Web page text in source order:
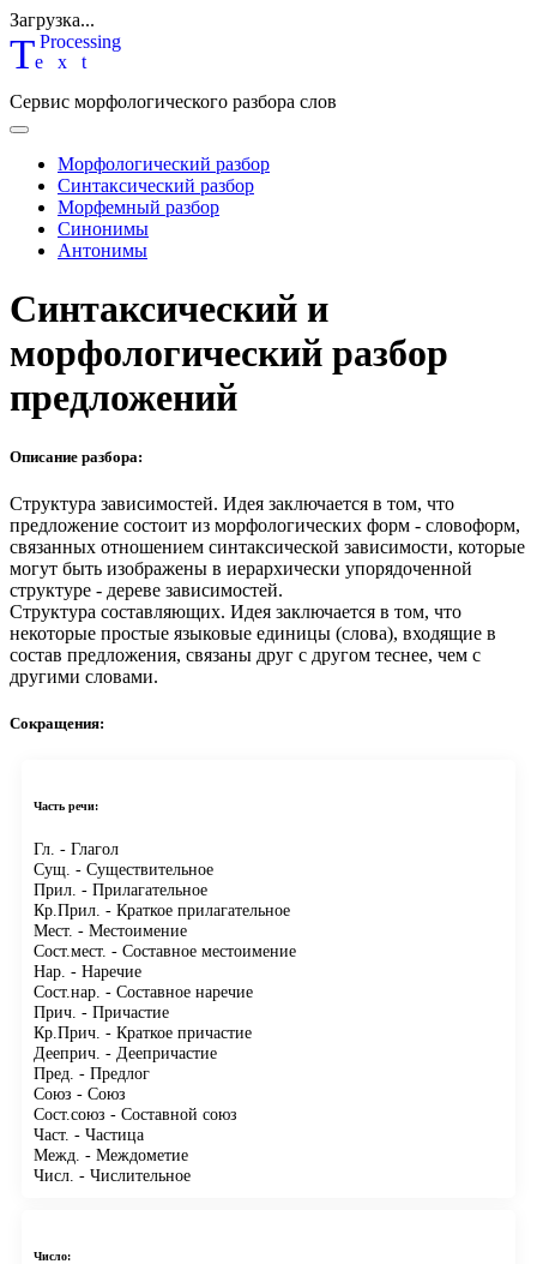
Загрузка...
Text
Processing
Сервис морфологического разбора слов
Морфологический разбор
Синтаксический разбор
Морфемный разбор
Синонимы
Антонимы
Синтаксический и
морфологический разбор
предложений
Описание разбора:
Структура зависимостей. Идея заключается в том, что
предложение состоит из морфологических форм - словоформ,
связанных отношением синтаксической зависимости, которые
могут быть изображены в иерархически упорядоченной
структуре - дереве зависимостей.
Структура составляющих. Идея заключается в том, что
некоторые простые языковые единицы (слова), входящие в
состав предложения, связаны друг с другом теснее, чем с
другими словами.
Сокращения:
Часть речи:
Гл. - Глагол
Сущ. - Существительное
Прил. - Прилагательное
Кр.Прил. - Краткое прилагательное
Мест. - Местоимение
Сост.мест. - Составное местоимение
Нар. - Наречие
Сост.нар. - Составное наречие
Прич. - Причастие
Кр.Прич. - Краткое причастие
Дееприч. - Деепричастие
Пред. - Предлог
Союз - Союз
Сост.союз - Составной союз
Част. - Частица
Межд. - Междометие
Числ. - Числительное
Число: